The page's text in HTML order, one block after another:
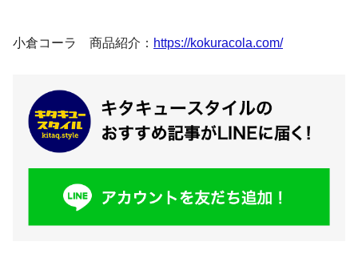
小倉コーラ 商品紹介： https://kokuracola.com/